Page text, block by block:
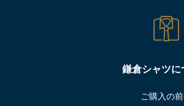
鎌倉シャツに
ご購入の